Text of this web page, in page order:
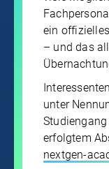
ein
– und das
unter
erfolgtem
nextgen-